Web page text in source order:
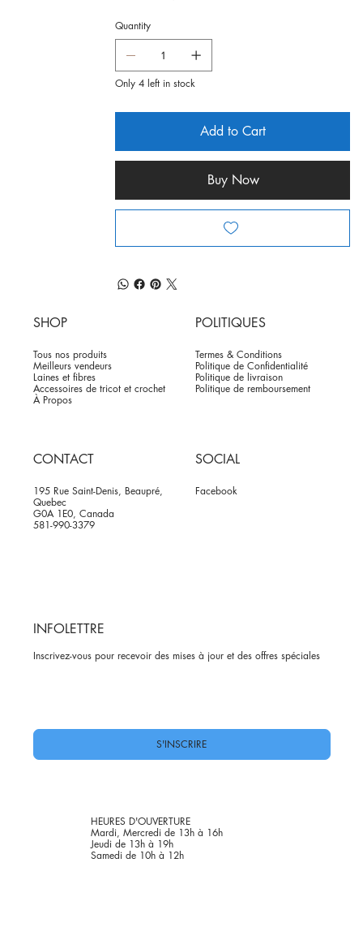
Quantity
Only 4 left in stock
Add to Cart
Buy Now
SHOP
Tous nos produits
Meilleurs vendeurs
Laines et fibres
Accessoires de tricot et crochet
À Propos
POLITIQUES
Termes & Conditions
Politique de Confidentialité
Politique de livraison
Politique de remboursement
CONTACT
195 Rue Saint-Denis, Beaupré,
Quebec
G0A 1E0, Canada
581-990-3379
SOCIAL
Facebook
INFOLETTRE
Inscrivez-vous pour recevoir des mises à jour et des offres spéciales
S'INSCRIRE
HEURES D'OUVERTURE
Mardi, Mercredi de 13h à 16h
Jeudi de 13h à 19h
Samedi de 10h à 12h